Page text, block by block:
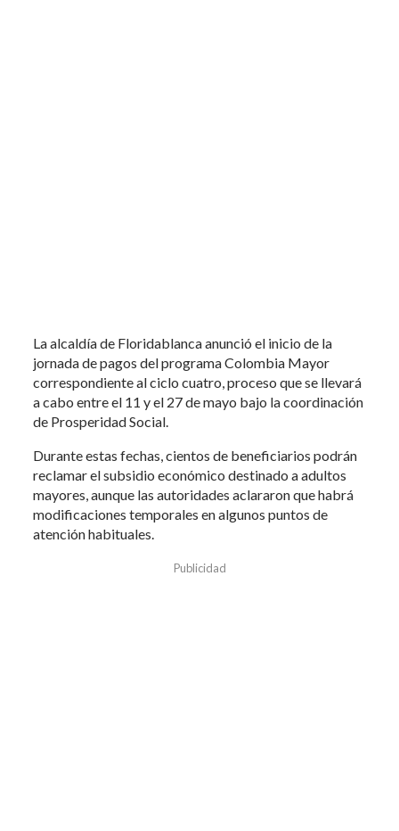
La alcaldía de Floridablanca anunció el inicio de la
jornada de pagos del programa Colombia Mayor
correspondiente al ciclo cuatro, proceso que se llevará
a cabo entre el 11 y el 27 de mayo bajo la coordinación
de Prosperidad Social.
Durante estas fechas, cientos de beneficiarios podrán
reclamar el subsidio económico destinado a adultos
mayores, aunque las autoridades aclararon que habrá
modificaciones temporales en algunos puntos de
atención habituales.
Publicidad